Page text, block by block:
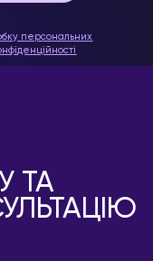
персональних
ТА